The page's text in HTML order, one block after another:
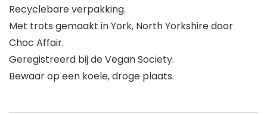
Recyclebare verpakking.
Met trots gemaakt in York, North Yorkshire door
Choc Affair.
Geregistreerd bij de Vegan Society.
Bewaar op een koele, droge plaats.